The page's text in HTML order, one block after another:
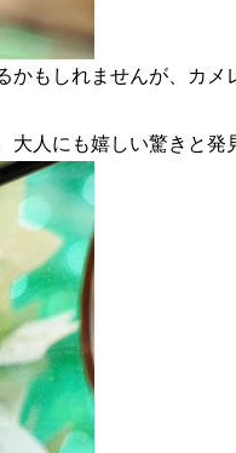
もしれませんが、カ
人にも嬉しい驚きと発